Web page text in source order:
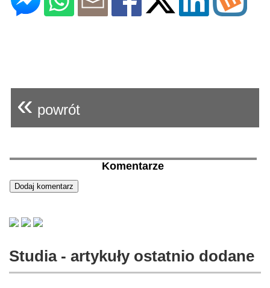
« powrót
Komentarze
Studia - artykuły ostatnio dodane